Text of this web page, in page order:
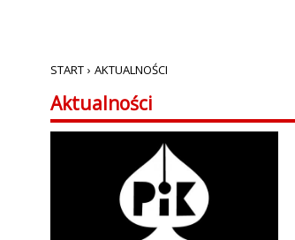
START › AKTUALNOŚCI
Aktualności